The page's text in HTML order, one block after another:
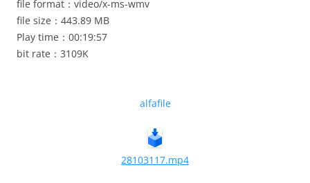
file format：video/x-ms-wmv
file size：443.89 MB
Play time：00:19:57
bit rate：3109K
alfafile
28103117.mp4